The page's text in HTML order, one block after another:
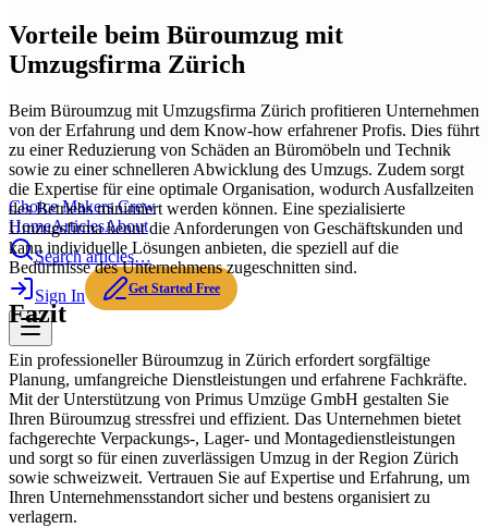
Choice Makers Crew
HomeArticlesAbout
Search articles…
Sign In Get Started Free
Vorteile beim Büroumzug mit
Umzugsfirma Zürich
Beim Büroumzug mit Umzugsfirma Zürich profitieren Unternehmen
von der Erfahrung und dem Know-how erfahrener Profis. Dies führt
zu einer Reduzierung von Schäden an Büromöbeln und Technik
sowie zu einer schnelleren Abwicklung des Umzugs. Zudem sorgt
die Expertise für eine optimale Organisation, wodurch Ausfallzeiten
des Betriebs minimiert werden können. Eine spezialisierte
Umzugsfirma kennt die Anforderungen von Geschäftskunden und
kann individuelle Lösungen anbieten, die speziell auf die
Bedürfnisse des Unternehmens zugeschnitten sind.
Fazit
Ein professioneller Büroumzug in Zürich erfordert sorgfältige
Planung, umfangreiche Dienstleistungen und erfahrene Fachkräfte.
Mit der Unterstützung von Primus Umzüge GmbH gestalten Sie
Ihren Büroumzug stressfrei und effizient. Das Unternehmen bietet
fachgerechte Verpackungs-, Lager- und Montagedienstleistungen
und sorgt so für einen zuverlässigen Umzug in der Region Zürich
sowie schweizweit. Vertrauen Sie auf Expertise und Erfahrung, um
Ihren Unternehmensstandort sicher und bestens organisiert zu
verlagern.